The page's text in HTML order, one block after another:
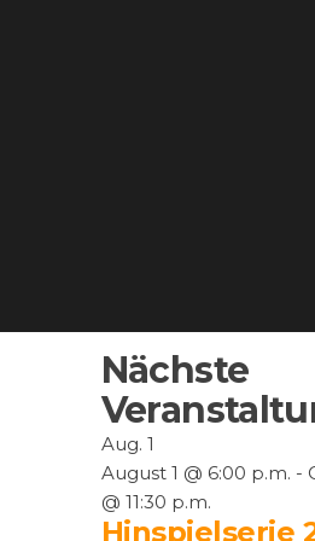
Nächste
Aug. 1
August 1 @ 6:00 p.m. -
@ 11:30 p.m.
Hinspielserie